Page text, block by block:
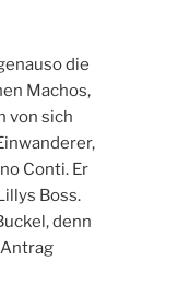
die
Machos,
von sich
Conti. Er
Boss.
denn